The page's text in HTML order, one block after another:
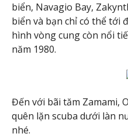
biển, Navagio Bay,
biển và bạn chỉ có thể tới
hình vòng cung còn nổi
năm 1980.
Đến với bãi tăm Zamami,
quên lặn scuba dưới làn
nhé.